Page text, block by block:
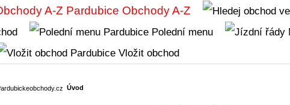
Obchody A-Z
Polední menu
Vložit obchod
Úvod